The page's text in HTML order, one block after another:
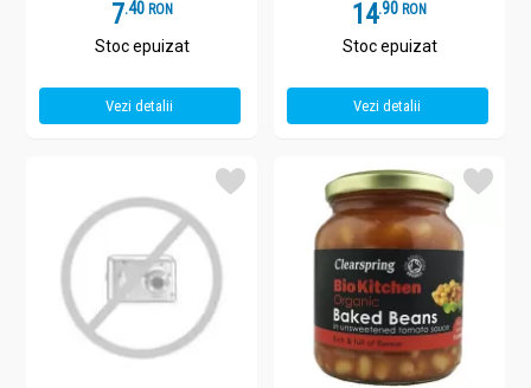
7.4 RON
Stoc epuizat
Vezi detalii
14.9 RON
Stoc epuizat
Vezi detalii